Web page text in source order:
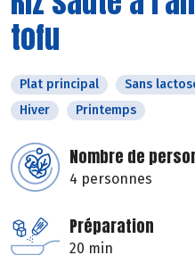
tofu
Plat principal Sans
Hiver
Printemps
Nombre de
4 personnes
Préparation
20 min